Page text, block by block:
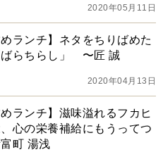
2020年05月11日
めランチ】ネタをちりばめた
ばらちらし」 〜匠 誠
2020年04月13日
めランチ】滋味溢れるフカヒ
心の栄養補給にもうってつ
町 湯浅